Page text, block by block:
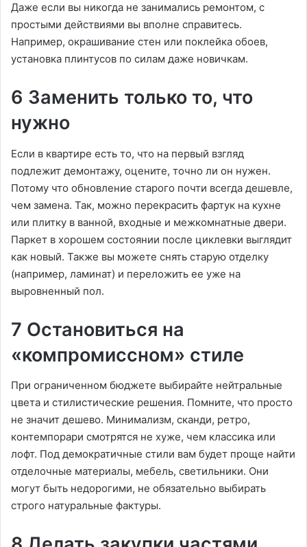
Даже если вы никогда не занимались ремонтом, с
простыми действиями вы вполне справитесь.
Например, окрашивание стен или поклейка обоев,
установка плинтусов по силам даже новичкам.
6 Заменить только то, что
нужно
Если в квартире есть то, что на первый взгляд
подлежит демонтажу, оцените, точно ли он нужен.
Потому что обновление старого почти всегда дешевле,
чем замена. Так, можно перекрасить фартук на кухне
или плитку в ванной, входные и межкомнатные двери.
Паркет в хорошем состоянии после циклевки выглядит
как новый. Также вы можете снять старую отделку
(например, ламинат) и переложить ее уже на
выровненный пол.
7 Остановиться на
«компромиссном» стиле
При ограниченном бюджете выбирайте нейтральные
цвета и стилистические решения. Помните, что просто
не значит дешево. Минимализм, сканди, ретро,
контемпорари смотрятся не хуже, чем классика или
лофт. Под демократичные стили вам будет проще найти
отделочные материалы, мебель, светильники. Они
могут быть недорогими, не обязательно выбирать
строго натуральные фактуры.